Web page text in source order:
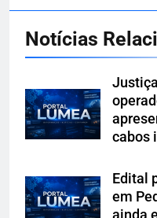
Notícias
cabos
Edital
em